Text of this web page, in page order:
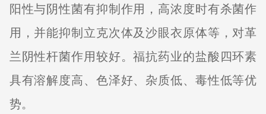
阳性与阴性菌有抑制作用，高浓度时有杀菌作
用，并能抑制立克次体及沙眼衣原体等，对革
兰阴性杆菌作用较好。福抗药业的盐酸四环素
具有溶解度高、色泽好、杂质低、毒性低等优
势。